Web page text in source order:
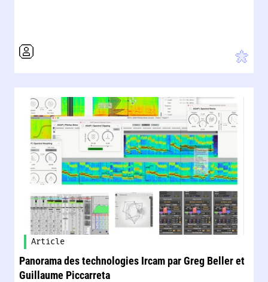
Article
Panorama des technologies Ircam par Greg Beller et
Guillaume Piccarreta